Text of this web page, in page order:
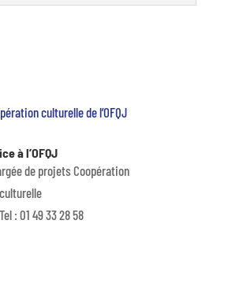
culturelle de l’OFQJ
à l’OFQJ
de projets Coopération
: 01 49 33 28 58